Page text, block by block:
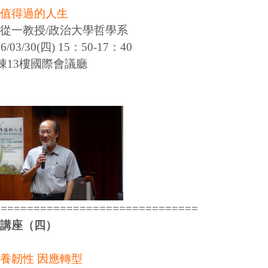
得過的人生
一教授/政治大學哲學系
03/30(四) 15：50-17：40
13樓國際會議廳
座（四）
韌性 因應轉型